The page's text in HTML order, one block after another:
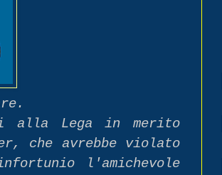
alla Lega in merito
che avrebbe violato
l'amichevole